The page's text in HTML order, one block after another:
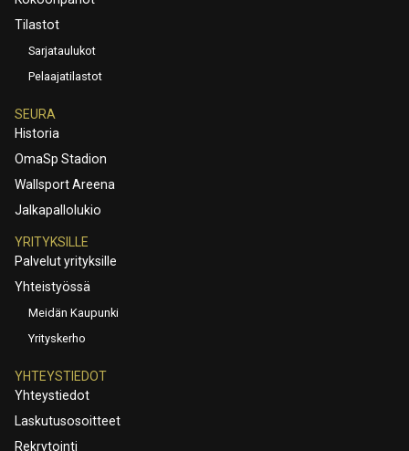
Tilastot
Sarjataulukot
Pelaajatilastot
SEURA
Historia
OmaSp Stadion
Wallsport Areena
Jalkapallolukio
YRITYKSILLE
Palvelut yrityksille
Yhteistyössä
Meidän Kaupunki
Yrityskerho
YHTEYSTIEDOT
Yhteystiedot
Laskutusosoitteet
Rekrytointi